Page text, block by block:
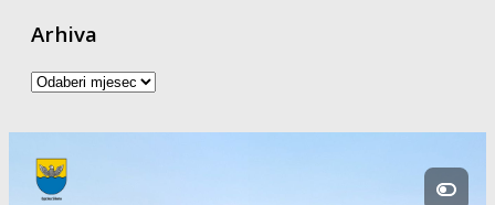
Arhiva
Arhiva